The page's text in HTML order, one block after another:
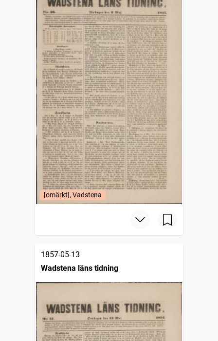
[omärkt], Vadstena
1857-05-13
Wadstena läns tidning